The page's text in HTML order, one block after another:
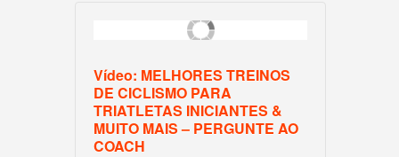
Vídeo: MELHORES TREINOS
DE CICLISMO PARA
TRIATLETAS INICIANTES &
MUITO MAIS – PERGUNTE AO
COACH